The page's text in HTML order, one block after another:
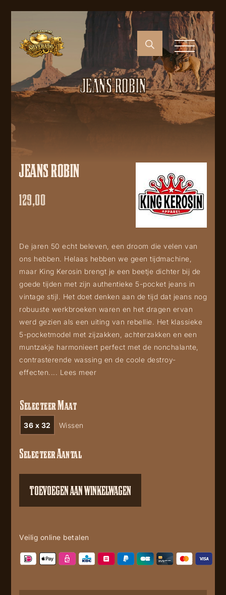
JEANS ROBIN
JEANS ROBIN
129,00
De jaren 50 echt beleven, een droom die velen van
ons hebben. Helaas hebben we geen tijdmachine,
maar King Kerosin brengt je een beetje dichter bij de
goede tijden met zijn authentieke 5-pocket jeans in
vintage stijl. Het doet denken aan de tijd dat jeans nog
robuuste werkbroeken waren en het dragen ervan
werd gezien als een uiting van rebellie. Het klassieke
5-pocketmodel met zijzakken, achterzakken en een
muntzakje harmonieert perfect met de nonchalante,
contrasterende wassing en de coole destroy-
effecten.... Lees meer
Selecteer Maat
36 x 32 Wissen
Jeans
Selecteer Aantal
TOEVOEGEN AAN WINKELWAGEN
Veilig online betalen